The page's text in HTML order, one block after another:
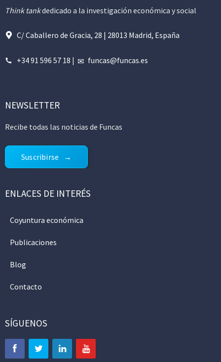
Think tankdedicado a la investigación económica y social
C/ Caballero de Gracia, 28 | 28013 Madrid, España
+34 91 596 57 18 | funcas@funcas.es
NEWSLETTER
Recibe todas las noticias de Funcas
Suscribirse
ENLACES DE INTERÉS
Coyuntura económica
Publicaciones
Blog
Contacto
SÍGUENOS